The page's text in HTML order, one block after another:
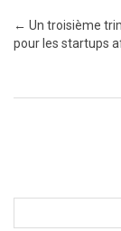
Post navigation
← Un troisième
pour les startups